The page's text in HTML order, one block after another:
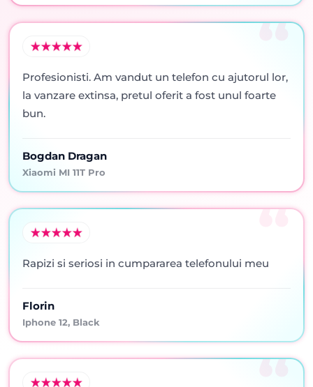
Profesionisti. Am vandut un telefon cu ajutorul lor,
la vanzare extinsa, pretul oferit a fost unul foarte
bun.
Bogdan Dragan
Xiaomi MI 11T Pro
Rapizi si seriosi in cumpararea telefonului meu
Florin
Iphone 12, Black